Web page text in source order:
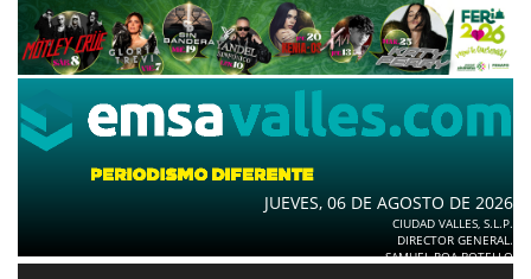
JUEVES, 06 DE AGOSTO DE 2026
CIUDAD VALLES, S.L.P.
DIRECTOR GENERAL.
SAMUEL ROA BOTELLO